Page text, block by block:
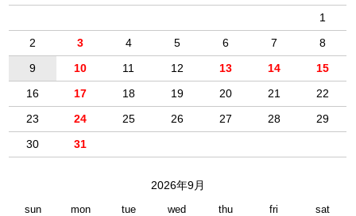
1
2
3 4 5 6 7
8
9
10 11 12 13 14
15
16
17 18 19 20 21
22
23
24 25 26 27 28
29
30
31
2026年9月
sun mon tue wed thu fri sat